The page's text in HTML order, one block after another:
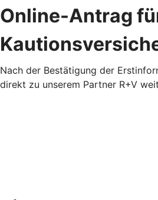
Online-Antrag
Nach der Bestätigung der
direkt zu unserem Partner R+V